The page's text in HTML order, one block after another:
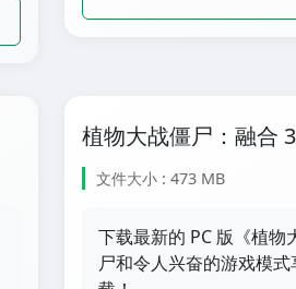
植物大战僵尸：融合
文件大小 : 473 MB
下载最新的 PC 版《植
尸和令人兴奋的游戏模